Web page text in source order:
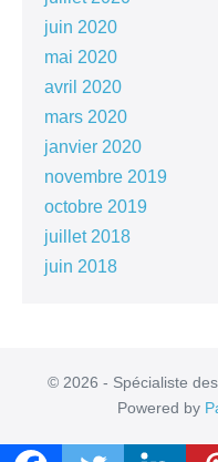
juin 2020
mai 2020
avril 2020
mars 2020
janvier 2020
novembre 2019
octobre 2019
juillet 2018
juin 2018
© 2026 - Spécialiste
Powered by